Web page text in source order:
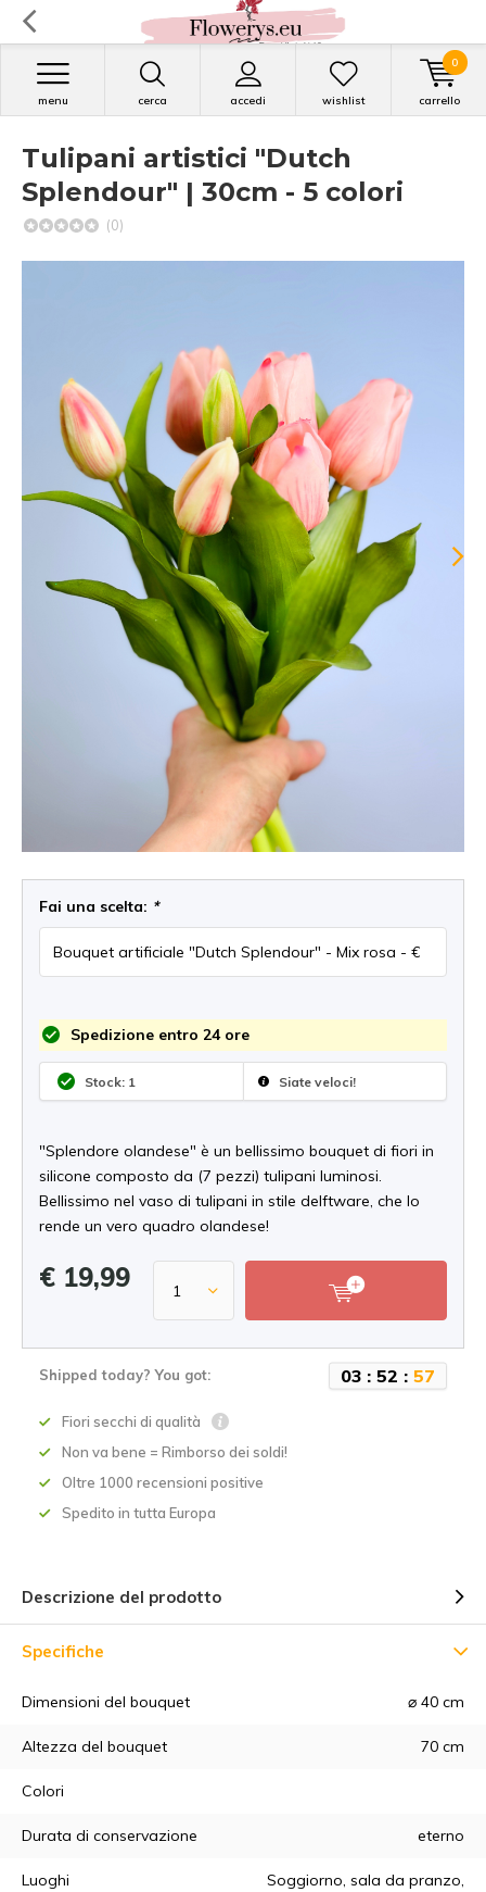
cerca accedi
menu wishlist carrello
0
Tulipani artistici "Dutch
Splendour" | 30cm - 5 colori
(0)
Fai una scelta: *
Spedizione entro 24 ore
Stock: 1 Siate veloci!
"Splendore olandese" è un bellissimo bouquet di fiori in
silicone composto da (7 pezzi) tulipani luminosi.
Bellissimo nel vaso di tulipani in stile delftware, che lo
rende un vero quadro olandese!
€ 19,99
Shipped today? You got: 03 : 52 : 57
Fiori secchi di qualità
Non va bene = Rimborso dei soldi!
Oltre 1000 recensioni positive
Spedito in tutta Europa
Descrizione del prodotto
Specifiche
Dimensioni del bouquet ⌀ 40 cm
Altezza del bouquet 70 cm
Colori
Durata di conservazione eterno
Luoghi
Soggiorno, sala da pranzo,
5% di sconto
aggiornati sui nostri ultimi prodotti e ottenere uno
sconto del